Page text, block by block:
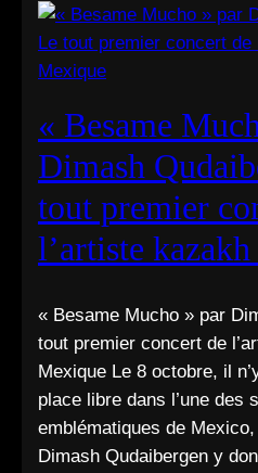
« Besame
Dimash
tout premier
l’artiste
« Besame Mucho » par
tout premier concert de
Mexique Le 8 octobre, il
place libre dans l’une des
emblématiques de
Dimash Qudaibergen y